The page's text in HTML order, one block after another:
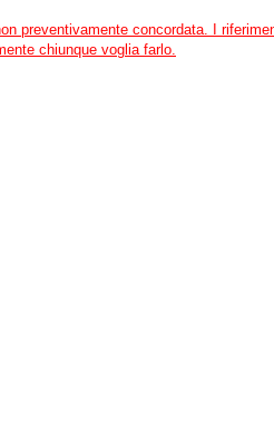
preventivamente concordata. I
chiunque voglia farlo.